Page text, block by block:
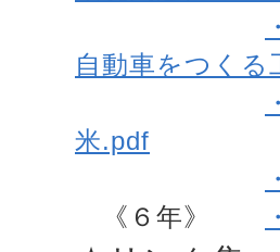
自動車をつくる
米.pdf
《６年》